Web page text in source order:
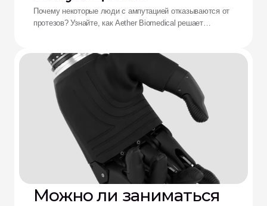
отказываются от
Aether
Почему некоторые люди с ампутацией отказываются от
протезов? Узнайте, как Aether Biomedical решает
Можно ли заниматься